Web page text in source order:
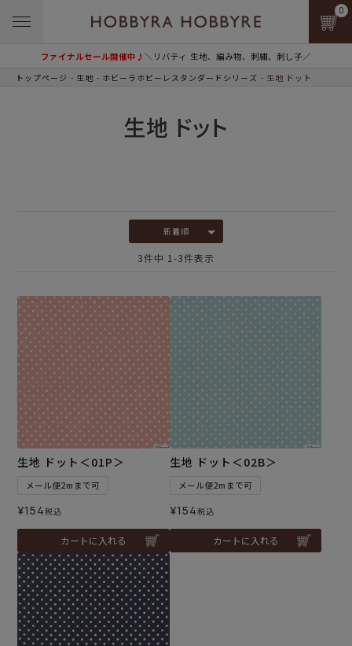
ファイナルセール開催中♪＼リバティ 生地、編み物、刺繍、刺し子／
0
トップページ 生地 ホビーラホビーレスタンダードシリーズ 生地 ドット
生地 ドット
新着順
3件中 1 -3件表示
生地 ドット＜01P＞
メール便2mまで可
¥154税込
カートに入れる
生地 ドット＜02B＞
メール便2mまで可
¥154税込
カートに入れる